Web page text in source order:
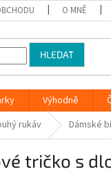
O MNĚ
HLEDAT
Výhodně
rukáv Dámské
tričko s